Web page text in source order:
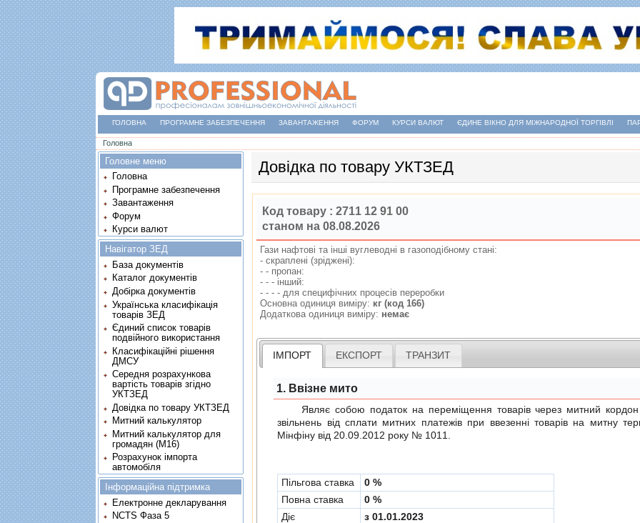
ГОЛОВНА ПРОГРАМНЕ ЗАБЕЗПЕЧЕННЯ ЗАВАНТАЖЕННЯ ФОРУМ КУРСИ ВАЛЮТ ЄДИНЕ ВІКНО ДЛЯ МІЖНАРОДНОЇ ТОРГІВЛІ
Ви є тут
Головна
Довідка по товару УКТЗЕД
Код товару :2711 12 91 00
станом на 08.08.2026
Гази нафтовi та iншi вуглеводнi в газоподiбному станi:
- скрапленi (зрiдженi):
- - пропан:
- - - iнший:
- - - - для специфiчних процесiв переробки
Основна одиниця виміру: кг (код 166)
Додаткова одиниця виміру: немає
ІМПОРТ ЕКСПОРТ ТРАНЗИТ
1. Ввізне мито
Являє собою податок на переміщення товарів через митний кордон
звiльнень вiд сплати митних платежiв при ввезеннi товарiв на митну
Мінфіну від 20.09.2012 року № 1011
Пільгова ставка
0 %
Повна ставка
0 %
Діє
з 01.01.2023
Головне меню
Головна
Програмне забезпечення
Завантаження
Форум
Курси валют
Навігатор ЗЕД
База документів
Каталог документів
Добірка документів
Українська класифікація
товарів ЗЕД
Єдиний список товарів
подвійного використання
Класифікаційні рішення
ДМСУ
Середня розрахункова
вартість товарів згідно
УКТЗЕД
Довідка по товару УКТЗЕД
Митний калькулятор
Митний калькулятор для
громадян (М16)
Розрахунок імпорта
автомобіля
Інформаційна підтримка
Електронне декларування
NCTS Фаза 5